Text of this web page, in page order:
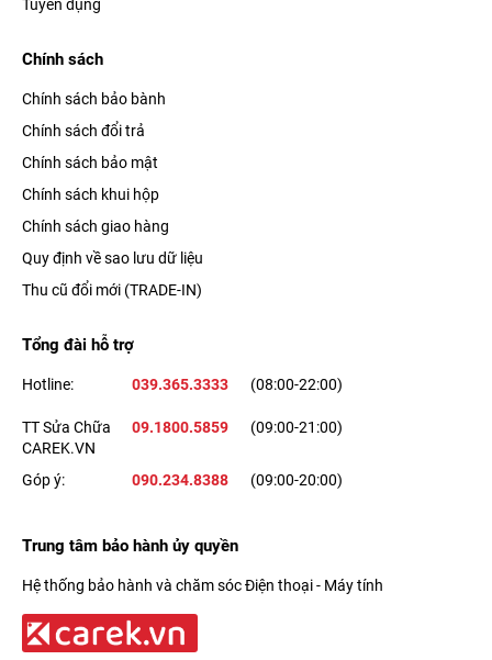
trắng được trang bị chuẩn chống nước cho khả năng kháng
nước lên đến 50m, bạn không còn phải lo lắng khi nước vô tình
Tuyển dụng
Chính sách
Chính sách bảo bành
Chính sách đổi trả
Chính sách bảo mật
Chính sách khui hộp
Chính sách giao hàng
Quy định về sao lưu dữ liệu
Thu cũ đổi mới (TRADE-IN)
Tổng đài hỗ trợ
Hotline: 039.365.3333 (08:00-22:00)
TT Sửa Chữa
CAREK.VN
09.1800.5859 (09:00-21:00)
Góp ý: 090.234.8388 (09:00-20:00)
Trung tâm bảo hành ủy quyền
Hệ thống bảo hành và chăm sóc Điện thoại - Máy tính